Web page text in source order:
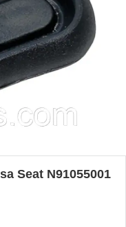
Seat N91055001